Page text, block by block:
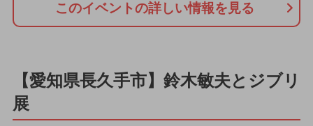
このイベントの詳しい情報を見る
【愛知県長久手市】鈴木敏夫とジブリ
展